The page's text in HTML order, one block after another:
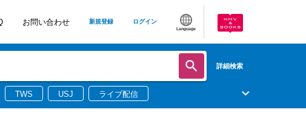
お問い合わせ 新規登録 ログイン
Language
詳細検索
TWS USJ ライブ配信